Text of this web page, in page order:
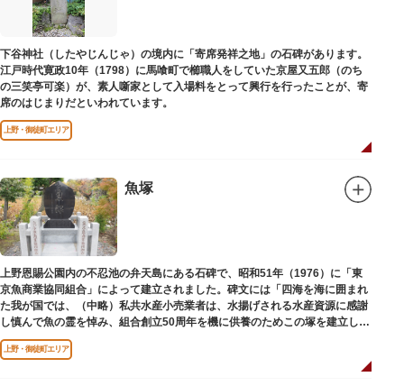
下谷神社（したやじんじゃ）の境内に「寄席発祥之地」の石碑があります。
江戸時代寛政10年（1798）に馬喰町で櫛職人をしていた京屋又五郎（のち
の三笑亭可楽）が、素人噺家として入場料をとって興行を行ったことが、寄
席のはじまりだといわれています。
上野・御徒町エリア
魚塚
上野恩賜公園内の不忍池の弁天島にある石碑で、昭和51年（1976）に「東
京魚商業協同組合」によって建立されました。碑文には「四海を海に囲まれ
た我が国では、（中略）私共水産小売業者は、水揚げされる水産資源に感謝
し慎んで魚の霊を悼み、組合創立50周年を機に供養のためこの塚を建立しま
す」とあります。
上野・御徒町エリア